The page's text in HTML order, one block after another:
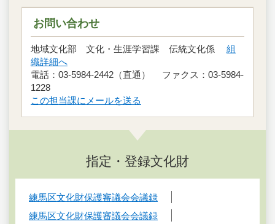
お問い合わせ
組
織詳細へ
電話：03-5984-2442（直通） ファクス：03-5984-
1228
この担当課にメールを送る
指定・登録文化財
練馬区文化財保護審議会会議録
練馬区文化財保護審議会会議録